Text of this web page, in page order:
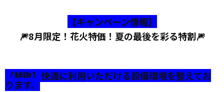
【キャンペーン情報】
🎆8月限定！花火特価！夏の最後を彩る特割🎆
【特徴】快適に利用いただける設備環境を整えてお
ります。